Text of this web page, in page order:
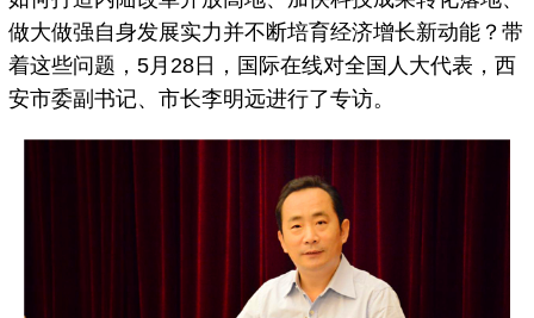
做大做强自身发展实力并不断培育经济增长新动能？带
着这些问题，5月28日，国际在线对全国人大代表，西
安市委副书记、市长李明远进行了专访。